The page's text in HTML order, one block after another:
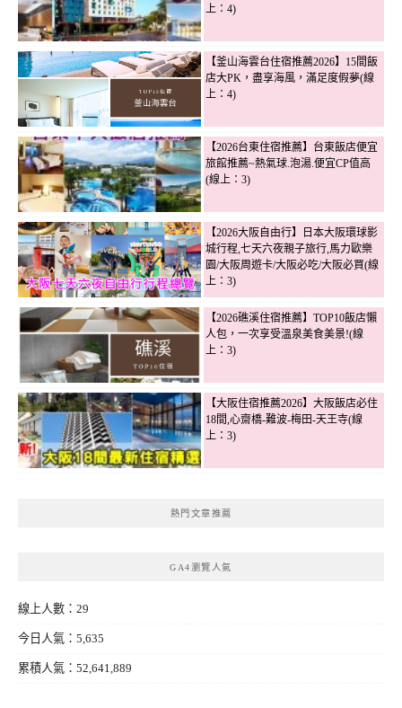
上：4)
【釜山海雲台住宿推薦2026】15間飯
店大PK，盡享海風，滿足度假夢(線
上：4)
【2026台東住宿推薦】台東飯店便宜
旅館推薦~熱氣球.泡湯.便宜CP值高
(線上：3)
【2026大阪自由行】日本大阪環球影
城行程,七天六夜親子旅行,馬力歐樂
園/大阪周遊卡/大阪必吃/大阪必買(線
上：3)
【2026礁溪住宿推薦】TOP10飯店懶
人包，一次享受溫泉美食美景!(線
上：3)
【大阪住宿推薦2026】大阪飯店必住
18間,心齋橋-難波-梅田-天王寺(線
上：3)
熱門文章推薦
GA4瀏覽人氣
線上人數：29
今日人氣：5,635
累積人氣：52,641,889